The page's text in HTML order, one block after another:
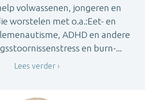
volwassenen, jongeren en
worstelen met o.a.:Eet- en
ADHD en andere
en burn-...
Lees verder